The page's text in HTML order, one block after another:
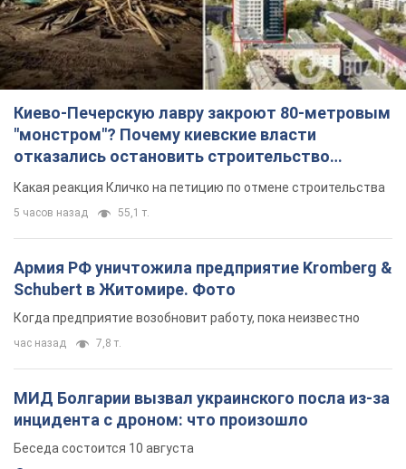
Киево-Печерскую лавру закроют 80-метровым
"монстром"? Почему киевские власти
отказались остановить строительство
небоскреба "московского верующего"
Какая реакция Кличко на петицию по отмене строительства
5 часов назад 55,1 т.
Армия РФ уничтожила предприятие Kromberg &
Schubert в Житомире. Фото
Когда предприятие возобновит работу, пока неизвестно
час назад 7,8 т.
МИД Болгарии вызвал украинского посла из-за
инцидента с дроном: что произошло
Беседа состоится 10 августа